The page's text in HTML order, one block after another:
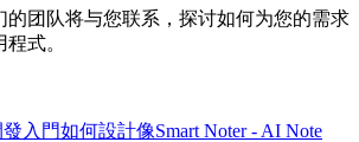
的团队将与您联系，探讨如何为您的需求
式。
入門如何設計像Smart Noter - AI Note